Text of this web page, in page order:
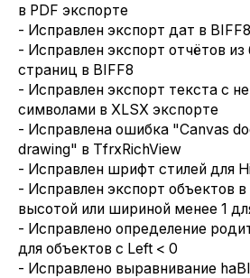
в PDF экспорте
- Исправлен экспорт дат в BIFF8
- Исправлен экспорт отчётов из
страниц в BIFF8
- Исправлен экспорт текста с
символами в XLSX экспорте
- Исправлена ошибка "Canvas
drawing" в TfrxRichView
- Исправлен шрифт стилей для
- Исправлен экспорт объектов
высотой или шириной менее 1
- Исправлено определение
для объектов с Left < 0
- Исправлено выравнивание